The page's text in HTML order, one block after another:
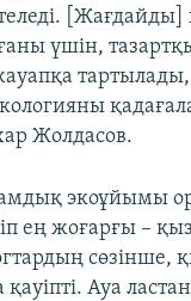
үшін,
тартылады,
Жолдасов.
экоұйымы
ең жоғарғы –
сөзінше,
Ауа